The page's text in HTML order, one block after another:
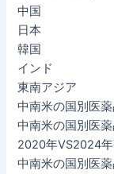
中国
日本
韓国
インド
東南アジア
中南米の国別医
中南米の国別医
2020年VS2024
中南米の国別医